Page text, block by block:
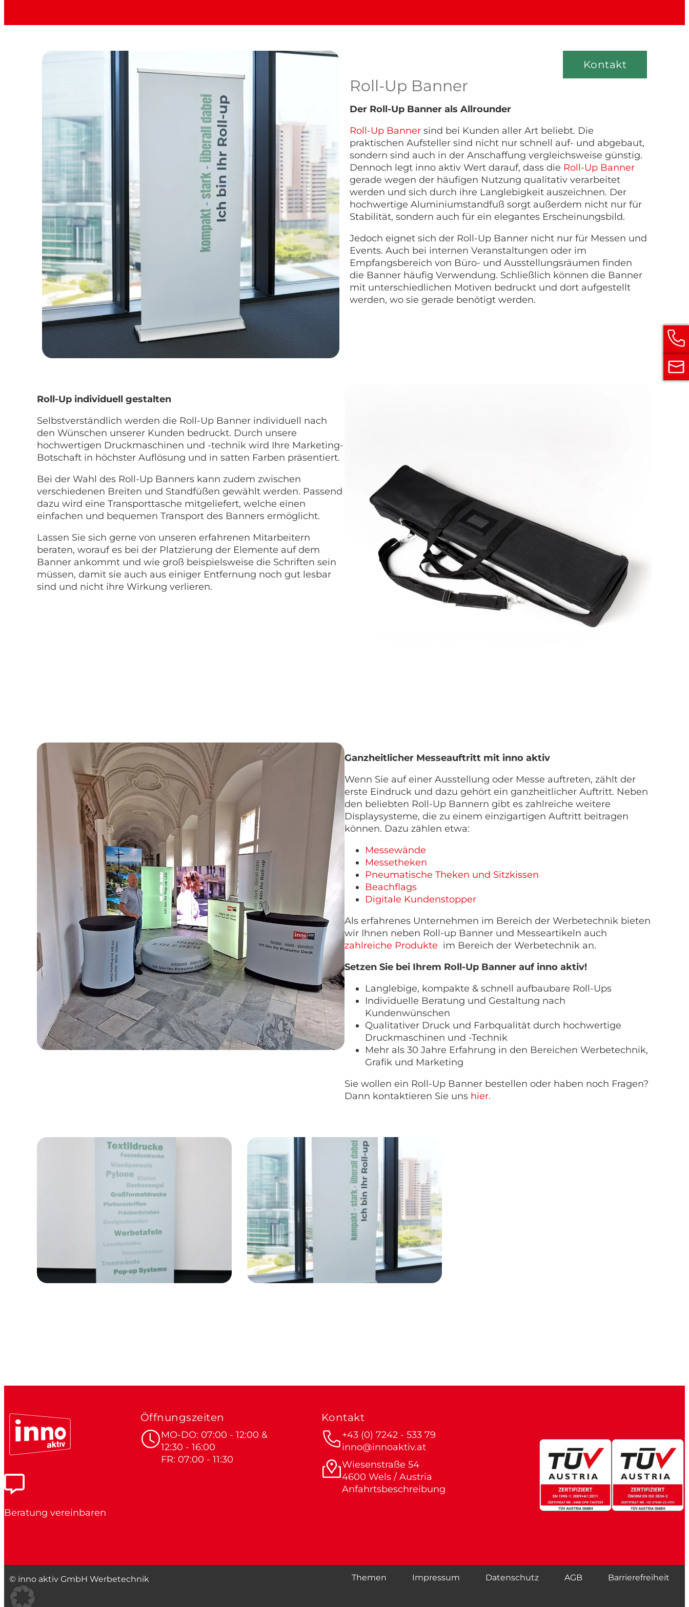
Kontakt
Roll-Up Banner
Der Roll-Up Banner als Allrounder
Roll-Up Banner sind bei Kunden aller Art beliebt. Die
praktischen Aufsteller sind nicht nur schnell auf- und abgebaut,
sondern sind auch in der Anschaffung vergleichsweise günstig.
Dennoch legt inno aktiv Wert darauf, dass die Roll-Up Banner
gerade wegen der häufigen Nutzung qualitativ verarbeitet
werden und sich durch ihre Langlebigkeit auszeichnen. Der
hochwertige Aluminiumstandfuß sorgt außerdem nicht nur für
Stabilität, sondern auch für ein elegantes Erscheinungsbild.
Jedoch eignet sich der Roll-Up Banner nicht nur für Messen und
Events. Auch bei internen Veranstaltungen oder im
Empfangsbereich von Büro- und Ausstellungsräumen finden
die Banner häufig Verwendung. Schließlich können die Banner
mit unterschiedlichen Motiven bedruckt und dort aufgestellt
werden, wo sie gerade benötigt werden.
Roll-Up individuell gestalten
Selbstverständlich werden die Roll-Up Banner individuell nach
den Wünschen unserer Kunden bedruckt. Durch unsere
hochwertigen Druckmaschinen und -technik wird Ihre Marketing-
Botschaft in höchster Auflösung und in satten Farben präsentiert.
Bei der Wahl des Roll-Up Banners kann zudem zwischen
verschiedenen Breiten und Standfüßen gewählt werden. Passend
dazu wird eine Transporttasche mitgeliefert, welche einen
einfachen und bequemen Transport des Banners ermöglicht.
Lassen Sie sich gerne von unseren erfahrenen Mitarbeitern
beraten, worauf es bei der Platzierung der Elemente auf dem
Banner ankommt und wie groß beispielsweise die Schriften sein
müssen, damit sie auch aus einiger Entfernung noch gut lesbar
sind und nicht ihre Wirkung verlieren.
Ganzheitlicher Messeauftritt mit inno aktiv
Wenn Sie auf einer Ausstellung oder Messe auftreten, zählt der
erste Eindruck und dazu gehört ein ganzheitlicher Auftritt. Neben
den beliebten Roll-Up Bannern gibt es zahlreiche weitere
Displaysysteme, die zu einem einzigartigen Auftritt beitragen
können. Dazu zählen etwa:
Messewände
Messetheken
Pneumatische Theken und Sitzkissen
Beachflags
Digitale Kundenstopper
Als erfahrenes Unternehmen im Bereich der Werbetechnik bieten
wir Ihnen neben Roll-up Banner und Messeartikeln auch
zahlreiche Produkte im Bereich der Werbetechnik an.
Setzen Sie bei Ihrem Roll-Up Banner auf inno aktiv!
Langlebige, kompakte & schnell aufbaubare Roll-Ups
Individuelle Beratung und Gestaltung nach
Kundenwünschen
Qualitativer Druck und Farbqualität durch hochwertige
Druckmaschinen und -Technik
Mehr als 30 Jahre Erfahrung in den Bereichen Werbetechnik,
Grafik und Marketing
Sie wollen ein Roll-Up Banner bestellen oder haben noch Fragen?
Dann kontaktieren Sie uns hier.
Beratung vereinbaren
Öffnungszeiten
MO-DO: 07:00 - 12:00 &
12:30 - 16:00
FR: 07:00 - 11:30
Kontakt
+43 (0) 7242 - 533 79
inno@innoaktiv.at
Wiesenstraße 54
4600 Wels / Austria
Anfahrtsbeschreibung
© inno aktiv GmbH Werbetechnik Themen Impressum Datenschutz AGB Barrierefreiheit